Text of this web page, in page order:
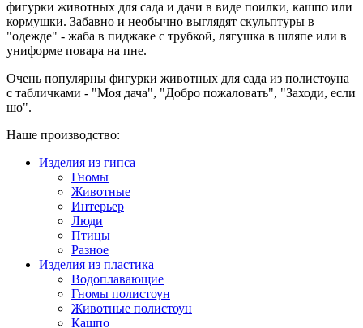
фигурки животных для сада и дачи в виде поилки, кашпо или
кормушки. Забавно и необычно выглядят скульптуры в
"одежде" - жаба в пиджаке с трубкой, лягушка в шляпе или в
униформе повара на пне.
Очень популярны фигурки животных для сада из полистоуна
с табличками - "Моя дача", "Добро пожаловать", "Заходи, если
шо".
Наше производство:
Изделия из гипса
Гномы
Животные
Интерьер
Люди
Птицы
Разное
Изделия из пластика
Водоплавающие
Гномы полистоун
Животные полистоун
Кашпо